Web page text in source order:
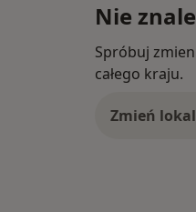
Nie
Spróbuj
całego kraju.
Zmień